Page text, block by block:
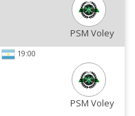
PSM Voley
19:00
PSM Voley